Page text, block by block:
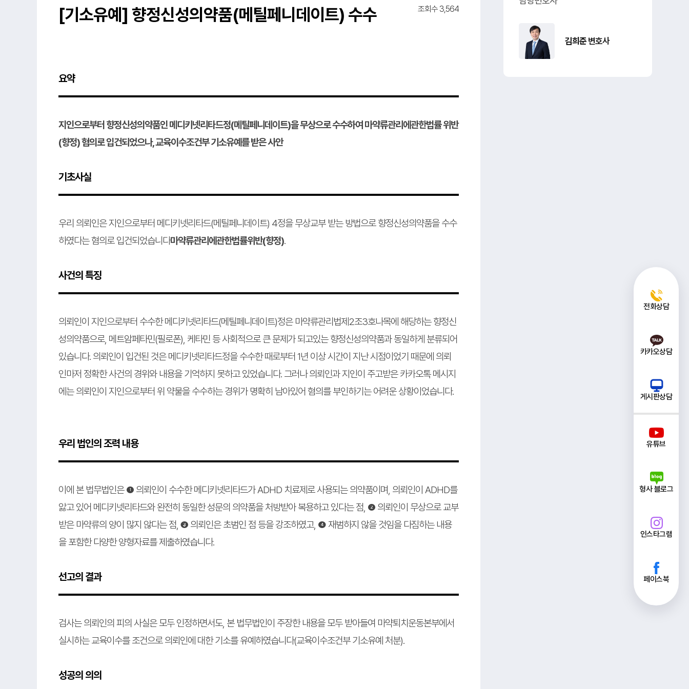
전화상담
카카오상담
게시판상담
유튜브
형사 블로그
인스타그램
페이스북
[기소유예] 향정신성의약품(메틸페니데이트) 수수 조회수 3,564
요약
지인으로부터 향정신성의약품인 메디키넷리타드정(메틸페니데이트)을 무상으로 수수하여 마약류관리에관한법률 위반
(향정) 혐의로 입건되었으나, 교육이수조건부 기소유예를 받은 사안
기초사실
우리 의뢰인은 지인으로부터 메디키넷리타드(메틸페니데이트) 4정을 무상교부 받는 방법으로 향정신성의약품을 수수
하였다는 혐의로 입건되었습니다마약류관리에관한법률위반(향정).
사건의 특징
의뢰인이 지인으로부터 수수한 메디키넷리타드(메틸페니데이트)정은 마약류관리법제2조3호나목에 해당하는 향정신
성의약품으로, 메트암페타민(필로폰), 케타민 등 사회적으로 큰 문제가 되고있는 향정신성의약품과 동일하게 분류되어
있습니다. 의뢰인이 입건된 것은 메디키넷리타드정을 수수한 때로부터 1년 이상 시간이 지난 시점이었기 때문에 의뢰
인마저 정확한 사건의 경위와 내용을 기억하지 못하고 있었습니다. 그러나 의뢰인과 지인이 주고받은 카카오톡 메시지
에는 의뢰인이 지인으로부터 위 약물을 수수하는 경위가 명확히 남아있어 혐의를 부인하기는 어려운 상황이었습니다.
우리 법인의 조력 내용
이에 본 법무법인은 ❶ 의뢰인이 수수한 메디키넷리타드가 ADHD 치료제로 사용되는 의약품이며, 의뢰인이 ADHD를
앓고 있어 메디키넷리타드와 완전히 동일한 성문의 의약품을 처방받아 복용하고 있다는 점, ❷ 의뢰인이 무상으로 교부
받은 마약류의 양이 많지 않다는 점, ❸ 의뢰인은 초범인 점 등을 강조하였고, ❹ 재범하지 않을 것임을 다짐하는 내용
을 포함한 다양한 양형자료를 제출하였습니다.
선고의 결과
검사는 의뢰인의 피의 사실은 모두 인정하면서도, 본 법무법인이 주장한 내용을 모두 받아들여 마약퇴치운동본부에서
실시하는 교육이수를 조건으로 의뢰인에 대한 기소를 유예하였습니다(교육이수조건부 기소유예 처분).
성공의 의의
김희준 변호사